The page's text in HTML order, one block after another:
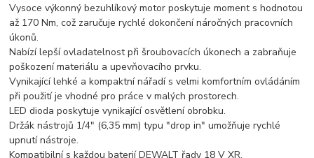
Vysoce výkonný bezuhlíkový motor poskytuje moment s hodnotou
až 170 Nm, což zaručuje rychlé dokončení náročných pracovních
úkonů.
Nabízí lepší ovladatelnost při šroubovacích úkonech a zabraňuje
poškození materiálu a upevňovacího prvku.
Vynikající lehké a kompaktní nářadí s velmi komfortním ovládáním
při použití je vhodné pro práce v malých prostorech.
LED dioda poskytuje vynikající osvětlení obrobku.
Držák nástrojů 1/4" (6,35 mm) typu "drop in" umožňuje rychlé
upnutí nástroje.
Kompatibilní s každou baterií DEWALT řady 18 V XR.